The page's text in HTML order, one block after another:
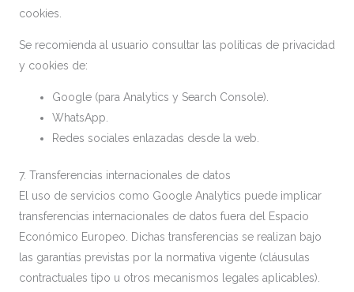
cookies.
Se recomienda al usuario consultar las políticas de privacidad
y cookies de:
Google (para Analytics y Search Console).
WhatsApp.
Redes sociales enlazadas desde la web.
7. Transferencias internacionales de datos
El uso de servicios como Google Analytics puede implicar
transferencias internacionales de datos fuera del Espacio
Económico Europeo. Dichas transferencias se realizan bajo
las garantías previstas por la normativa vigente (cláusulas
contractuales tipo u otros mecanismos legales aplicables).